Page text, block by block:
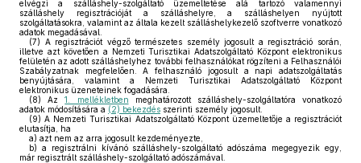
elvégzi a szálláshely-szolgáltató üzemeltetése alá tartozó valamennyi
szálláshely regisztrációját a szálláshelyre, a szálláshelyen nyújtott
szolgáltatásokra, valamint az általa kezelt szálláshelykezelő szoftverre vonatkozó
adatok megadásával.
(7) A regisztrációt végző természetes személy jogosult a regisztráció során,
illetve azt követően a Nemzeti Turisztikai Adatszolgáltató Központ elektronikus
felületén az adott szálláshelyhez további felhasználókat rögzíteni a Felhasználói
Szabályzatnak megfelelően. A felhasználó jogosult a napi adatszolgáltatás
benyújtására, valamint a Nemzeti Turisztikai Adatszolgáltató Központ
elektronikus üzeneteinek fogadására.
(8) Az1. mellékletben meghatározott szálláshely-szolgáltatóra vonatkozó
adatok módosítására a (2) bekezdés szerinti személy jogosult.
(9) A Nemzeti Turisztikai Adatszolgáltató Központ üzemeltetője a regisztrációt
elutasítja, ha
a) azt nem az arra jogosult kezdeményezte,
b) a regisztrálni kívánó szálláshely-szolgáltató adószáma megegyezik egy,
már regisztrált szálláshely-szolgáltató adószámával.